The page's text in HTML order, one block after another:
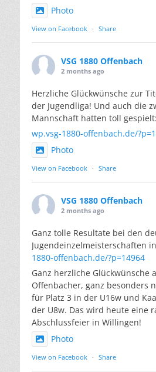
Photo
View on Facebook · Share
VSG 1880 Offenbach
2 months ago
Herzliche Glückwünsche zur
der Jugendliga! Und auch die
Mannschaft hatten toll gespielt:
wp.vsg-1880-offenbach.de/
Photo
View on Facebook · Share
VSG 1880 Offenbach
2 months ago
Ganz tolle Resultate bei den
Jugendeinzelmeisterschaften
1880-offenbach.de/?p=14964
Ganz herzliche Glückwünsche
Offenbacher, ganz besonders
für Platz 3 in der U16w und
der U8w. Das wird heute eine
Abschlussfeier in Willingen!
Photo
View on Facebook · Share